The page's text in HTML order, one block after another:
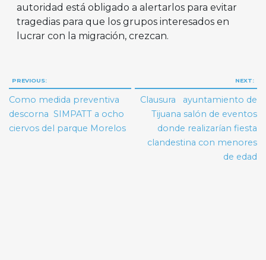
autoridad está obligado a alertarlos para evitar
tragedias para que los grupos interesados en
lucrar con la migración, crezcan.
Navegación
de
entradas
PREVIOUS:
Como medida preventiva
descorna SIMPATT a ocho
ciervos del parque Morelos
NEXT:
Clausura ayuntamiento de
Tijuana salón de eventos
donde realizarían fiesta
clandestina con menores
de edad